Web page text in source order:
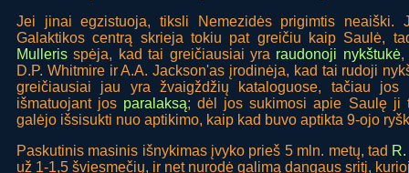
Jei jinai egzistuoja, tiksli Nemezidės prigimtis
Galaktikos centrą skrieja tokiu pat greičiu kaip Saulė,
Mulleris spėja, kad tai greičiausiai yra raudonoji nykštukė,
D.P. Whitmire ir A.A. Jackson'as įrodinėja, kad tai rudoji
greičiausiai jau yra žvaigždžių kataloguose, tačiau
išmatuojant jos paralaksą; dėl jos sukimosi apie Saulę ji
galėjo išsisukti nuo aptikimo, kaip kad buvo aptikta 9-ojo
Paskutinis masinis išnykimas įvyko prieš 5 mln. metų, tad
už 1-1,5 šviesmečių, ir net nurodė galimą dangaus sritį,